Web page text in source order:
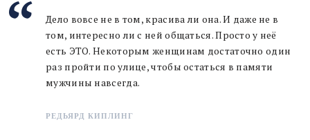
Дело вовсе не в том, красива ли она. И даже не в
том, интересно ли с ней общаться. Просто у неё
есть ЭТО. Некоторым женщинам достаточно один
раз пройти по улице, чтобы остаться в памяти
мужчины навсегда.
РЕДЬЯРД КИПЛИНГ